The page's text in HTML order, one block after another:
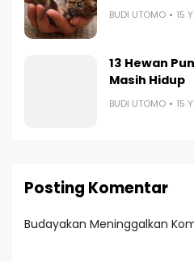
BUDI UTOMO 15
13 Hewan
Masih Hidup
BUDI UTOMO 15
Posting Komentar
Budayakan Meninggalkan